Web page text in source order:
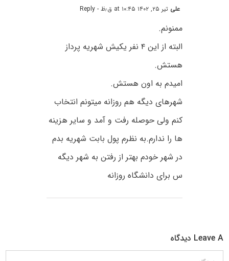
علی تیر ۲۵, ۱۴۰۲ at ۱۰:۴۵ ق٫ظ - Reply
ممنونم.
البته از این ۴ نفر یکیش شهریه پرداز
هستش.
امیدم به اون هستش.
شهرهای دیگه هم روزانه میتونم انتخاب
کنم ولی حوصله رفت و آمد و سایر هزینه
ها را ندارم.به نظرم پول بابت شهریه بدم
در شهر خودم بهتر از رفتن به شهر دیگه
س برای دانشگاه روزانه
Leave A دیدگاه